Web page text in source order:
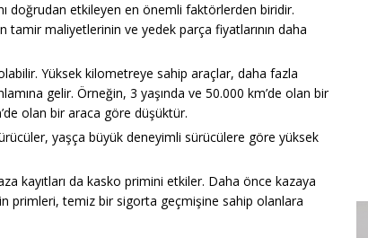
doğrudan etkileyen en önemli faktörlerden biridir.
maliyetlerinin ve yedek parça fiyatlarının daha
Yüksek kilometreye sahip araçlar, daha fazla
gelir. Örneğin, 3 yaşında ve 50.000 km’de olan bir
olan bir araca göre düşüktür.
yaşça büyük deneyimli sürücülere göre yüksek
kayıtları da kasko primini etkiler. Daha önce kazaya
primleri, temiz bir sigorta geçmişine sahip olanlara